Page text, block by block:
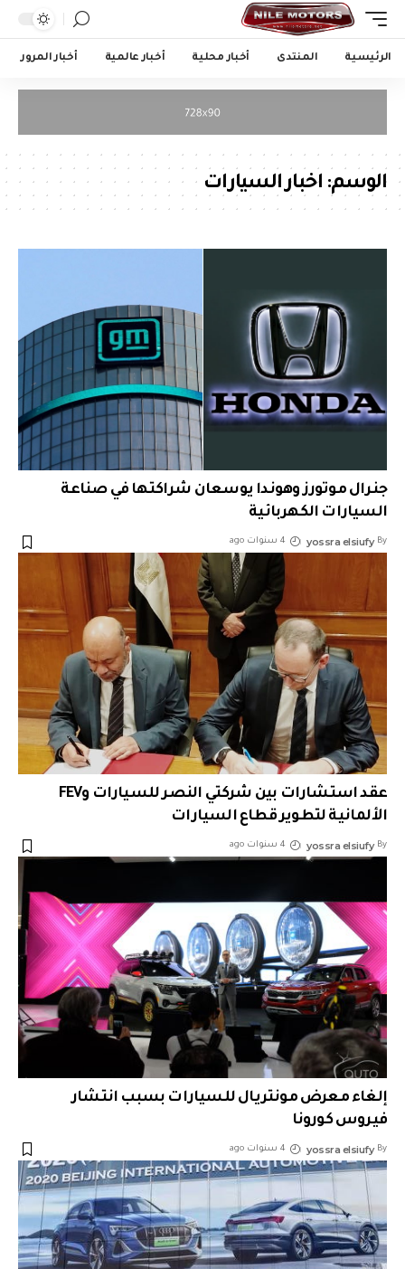
الرئيسية المنتدى أخبار محلية أخبار عالمية أخبار المرور
الوسم: اخبار السيارات
جنرال موتورز وهوندا يوسعان شراكتها في صناعة
السيارات الكهربائية
By
yossra elsiufy 4 سنوات ago
عقد استشارات بين شركتي النصر للسيارات وFEV
الألمانية لتطوير قطاع السيارات
By
yossra elsiufy 4 سنوات ago
إلغاء معرض مونتريال للسيارات بسبب انتشار
فيروس كورونا
By
yossra elsiufy 4 سنوات ago